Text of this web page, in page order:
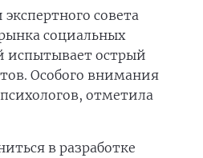
совета
социальных
испытывает острый
Особого внимания
отметила
в разработке